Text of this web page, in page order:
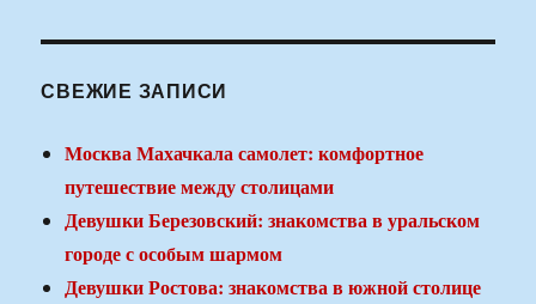
СВЕЖИЕ ЗАПИСИ
Москва Махачкала самолет: комфортное
путешествие между столицами
Девушки Березовский: знакомства в уральском
городе с особым шармом
Девушки Ростова: знакомства в южной столице